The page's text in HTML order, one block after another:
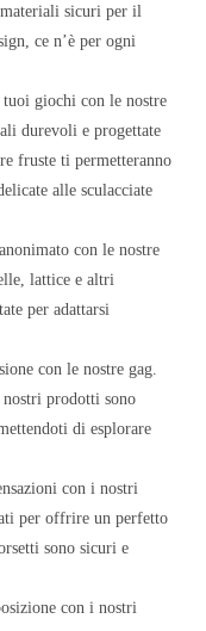
sicuri per il
ce n’è per ogni
giochi con le nostre
durevoli e progettate
fruste ti permetteranno
alle sculacciate
con le nostre
lattice e altri
per adattarsi
con le nostre gag.
prodotti sono
di esplorare
con i nostri
per offrire un perfetto
sono sicuri e
con i nostri